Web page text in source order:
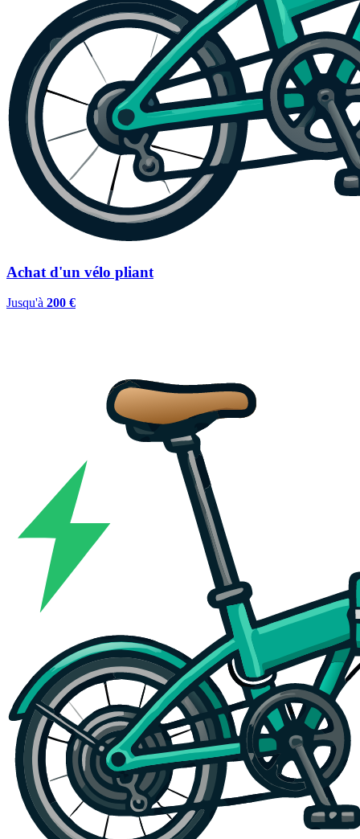
Achat d'un vélo pliant
Jusqu'à 200 €